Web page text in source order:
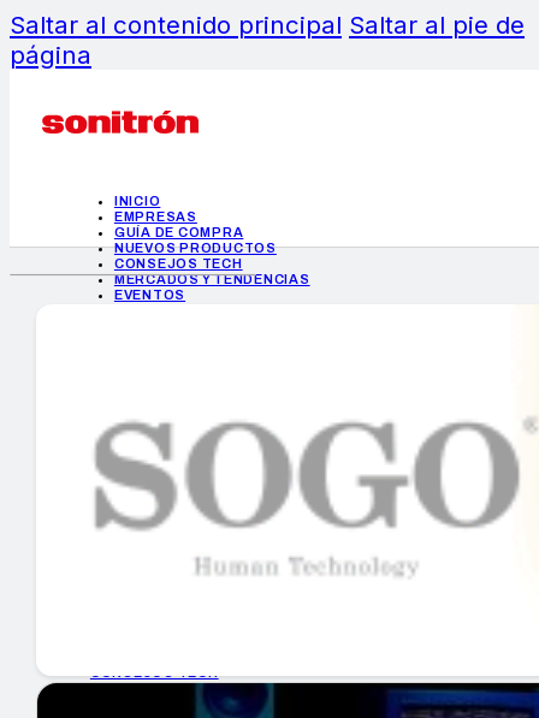
Saltar al contenido principal Saltar al pie de
página
INICIO
EMPRESAS
GUÍA DE COMPRA
NUEVOS PRODUCTOS
CONSEJOS TECH
MERCADOS Y TENDENCIAS
EVENTOS
INICIO
EMPRESAS
GUÍA DE COMPRA